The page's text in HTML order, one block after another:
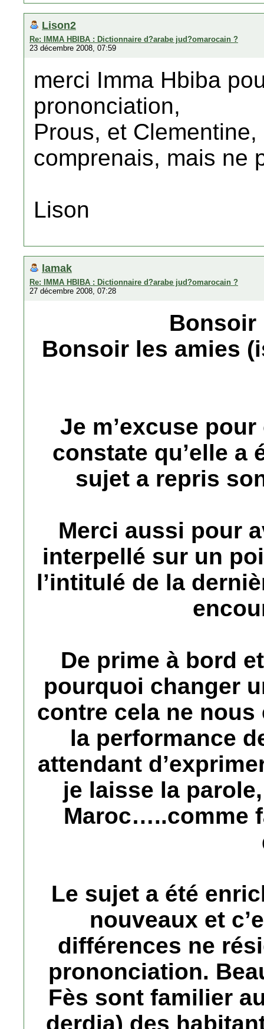
Lison2
Re: IMMA HBIBA : Dictionnaire d?arabe jud?omarocain ?
23 décembre 2008, 07:59
merci Imma Hbiba
prononciation,
Prous, et
comprenais, mais ne
Lison
lamak
Re: IMMA HBIBA : Dictionnaire d?arabe jud?omarocain ?
27 décembre 2008, 07:28
Bonsoir
Bonsoir les amies
Je m’excuse
constate qu’elle a
sujet a repris
Merci aussi pour
interpellé sur un
l’intitulé de la
De prime à bord
pourquoi changer
contre cela ne nous
la performance
attendant
je laisse la
Maroc…..comme
Le sujet a été
nouveaux et
différences ne
prononciation.
Fès sont familier
derdja) des